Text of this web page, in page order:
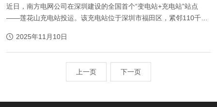
近日，南方电网公司在深圳建设的全国首个“变电站+充电站”站点
——莲花山充电站投运。该充电站位于深圳市福田区，紧邻110千伏
瓦快速直流充电桩、41个42千瓦快速交...
2025年11月10日
上一页 下一页